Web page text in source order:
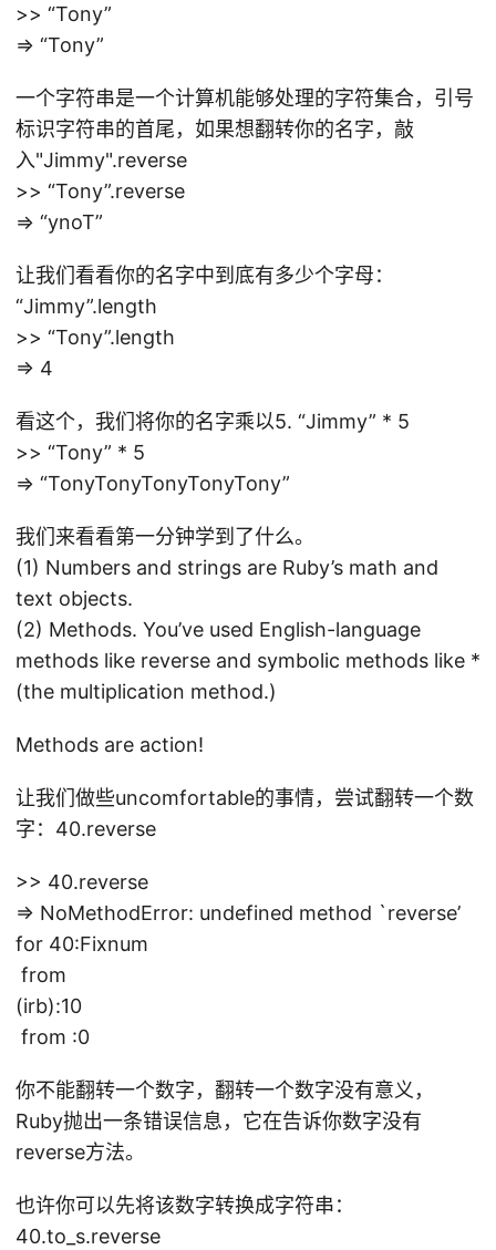
>> “Tony”
=> “Tony”
一个字符串是一个计算机能够处理的字符集合，引号
标识字符串的首尾，如果想翻转你的名字，敲
入"Jimmy".reverse
>> “Tony”.reverse
=> “ynoT”
让我们看看你的名字中到底有多少个字母：
“Jimmy”.length
>> “Tony”.length
=> 4
看这个，我们将你的名字乘以5. “Jimmy” * 5
>> “Tony” * 5
=> “TonyTonyTonyTonyTony”
我们来看看第一分钟学到了什么。
(1) Numbers and strings are Ruby’s math and
text objects.
(2) Methods. You’ve used English-language
methods like reverse and symbolic methods like *
(the multiplication method.)
Methods are action!
让我们做些uncomfortable的事情，尝试翻转一个数
字：40.reverse
>> 40.reverse
=> NoMethodError: undefined method `reverse’
for 40:Fixnum
from
(irb):10
from :0
你不能翻转一个数字，翻转一个数字没有意义，
Ruby抛出一条错误信息，它在告诉你数字没有
reverse方法。
也许你可以先将该数字转换成字符串：
40.to_s.reverse